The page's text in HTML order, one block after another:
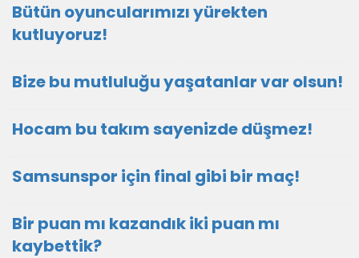
Bütün oyuncularımızı yürekten
kutluyoruz!
Bize bu mutluluğu yaşatanlar var olsun!
Hocam bu takım sayenizde düşmez!
Samsunspor için final gibi bir maç!
Bir puan mı kazandık iki puan mı
kaybettik?